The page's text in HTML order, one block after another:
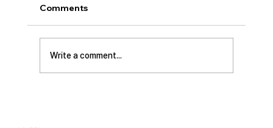
이스라엘 단기 선교를 다녀옵니다. 관심과 기도
부탁 드립니다. • 가정교회 평신도 세미나 등록
평신도 세미나가 어스틴 늘푸른교회에서 9월 25
일부터 27일까지 있습니다. 등록마감은 8월 7일
Comments
Write a comment...